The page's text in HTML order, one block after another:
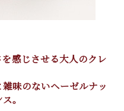
感じさせる大人のクレ
味のないヘーゼルナッ
。